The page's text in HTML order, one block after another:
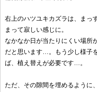
右上のハツユキカズラは、まっ
まって寂しい感じに。
なかなか日が当たりにくい場所
だと思います…。もう少し様子
ば、植え替えが必要です…。
ただ、その隙間を埋めるように